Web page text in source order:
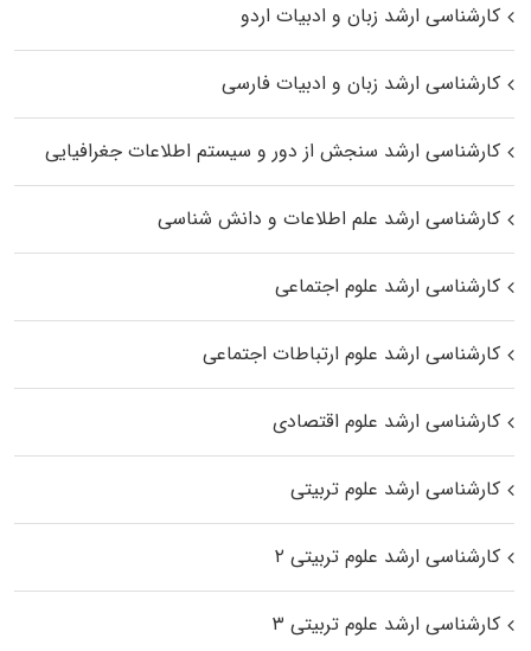
کارشناسی ارشد زبان و ادبیات اردو
کارشناسی ارشد زبان و ادبیات فارسی
کارشناسی ارشد سنجش از دور و سیستم اطلاعات جغرافیایی
کارشناسی ارشد علم اطلاعات و دانش شناسی
کارشناسی ارشد علوم اجتماعی
کارشناسی ارشد علوم ارتباطات اجتماعی
کارشناسی ارشد علوم اقتصادی
کارشناسی ارشد علوم تربیتی
کارشناسی ارشد علوم تربیتی ۲
کارشناسی ارشد علوم تربیتی ۳